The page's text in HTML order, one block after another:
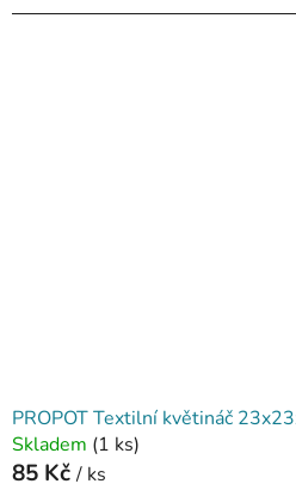
PROPOT Textilní květináč
Skladem (1 ks)
85 Kč / ks